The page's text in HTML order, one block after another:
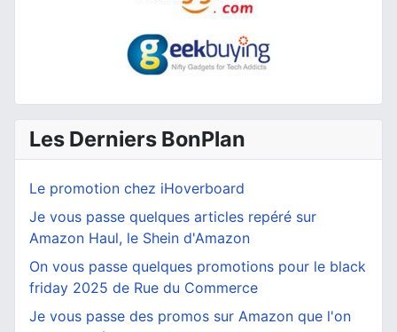
Les Derniers BonPlan
Le promotion chez iHoverboard
Je vous passe quelques articles repéré sur
Amazon Haul, le Shein d'Amazon
On vous passe quelques promotions pour le black
friday 2025 de Rue du Commerce
Je vous passe des promos sur Amazon que l'on